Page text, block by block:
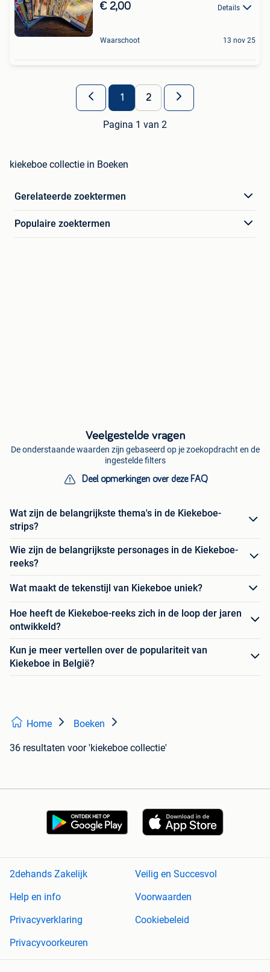
€ 2,00 Details
Waarschoot 13 nov 25
1 2
Pagina 1 van 2
kiekeboe collectie in Boeken
Gerelateerde zoektermen
Populaire zoektermen
Veelgestelde vragen
De onderstaande waarden zijn gebaseerd op je zoekopdracht en de
ingestelde filters
Deel opmerkingen over deze FAQ
Wat zijn de belangrijkste thema's in de Kiekeboe-
strips?
Wie zijn de belangrijkste personages in de Kiekeboe-
reeks?
Wat maakt de tekenstijl van Kiekeboe uniek?
Hoe heeft de Kiekeboe-reeks zich in de loop der jaren
ontwikkeld?
Kun je meer vertellen over de populariteit van
Kiekeboe in België?
Home Boeken
36 resultaten voor 'kiekeboe collectie'
2dehands Zakelijk
Veilig en Succesvol
Help en info
Voorwaarden
Privacyverklaring
Cookiebeleid
Privacyvoorkeuren